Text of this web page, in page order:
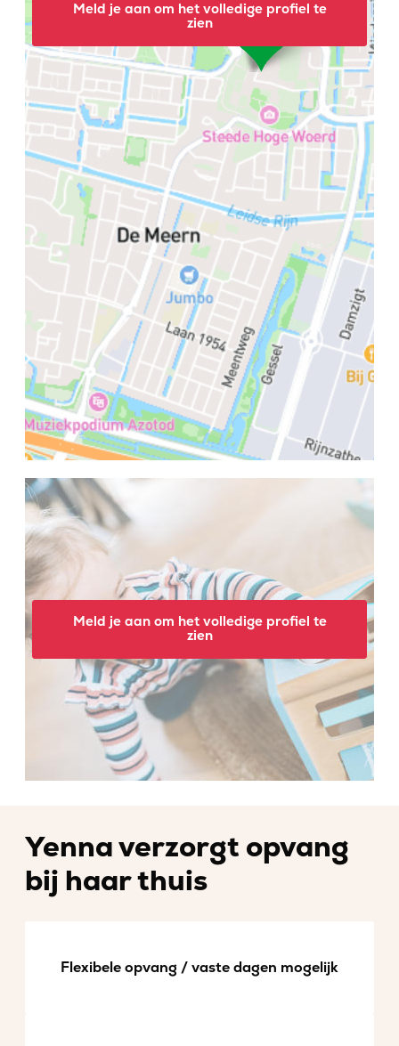
Meld je aan om het volledige profiel te
zien
Meld je aan om het volledige profiel te
zien
Yenna verzorgt opvang
bij haar thuis
Flexibele opvang / vaste dagen mogelijk